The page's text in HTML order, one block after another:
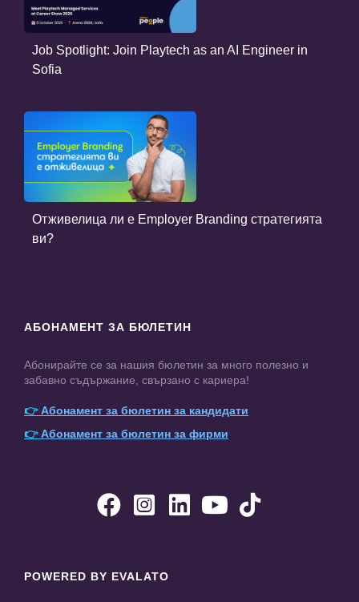
Job Spotlight: Join Playtech as an AI Engineer in
Sofia
Отживелица ли е Employer Branding стратегията
ви?
АБОНАМЕНТ ЗА БЮЛЕТИН
Абонирайте се за нашия бюлетин за много полезно и
забавно съдържание, свързано с кариера!
👉Абонамент за бюлетин за кандидати
👉Абонамент за бюлетин за фирми
    
POWERED BY EVALATO